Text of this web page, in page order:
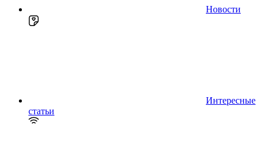
Новости
Интересные
статьи